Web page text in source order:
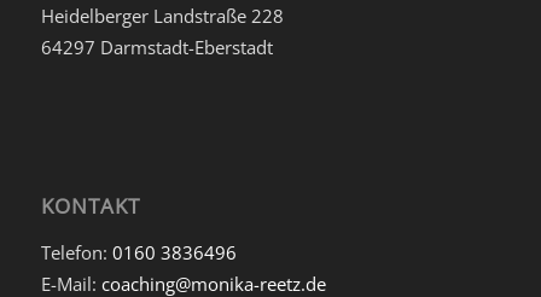
Heidelberger Landstraße 228
64297 Darmstadt-Eberstadt
KONTAKT
Telefon: 0160 3836496
E-Mail: coaching@monika-reetz.de